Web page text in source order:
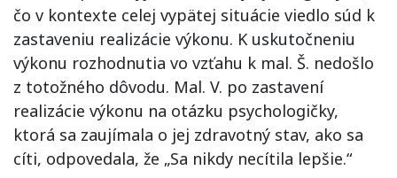
čo v kontexte celej vypätej situácie viedlo súd k
zastaveniu realizácie výkonu. K uskutočneniu
výkonu rozhodnutia vo vzťahu k mal. Š. nedošlo
z totožného dôvodu. Mal. V. po zastavení
realizácie výkonu na otázku psychologičky,
ktorá sa zaujímala o jej zdravotný stav, ako sa
cíti, odpovedala, že „Sa nikdy necítila lepšie.“